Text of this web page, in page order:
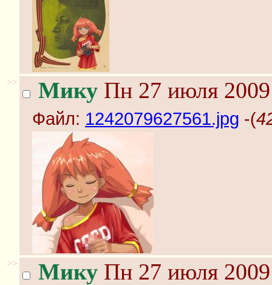
>> Мику Пн 27 июля
Файл: 1242079627561.jpg -(
>> Мику Пн 27 июля